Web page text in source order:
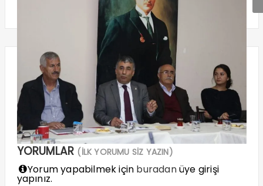
YORUMLAR (İLK YORUMU SİZ YAZIN)
Yorum yapabilmek için buradanüye girişi
yapınız.